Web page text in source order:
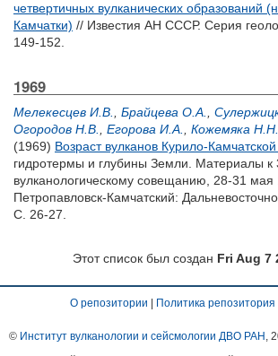
четвертичных вулканических образований
Камчатки) // Известия АН СССР. Серия
149-152.
1969
Мелекесцев И.В. Брайцева О.А.
Огородов Н.В.
Егорова И.А. Кожемяка Н.Н.
(1969) Возраст вулканов Курило-
гидротермы и глубины Земли. Материалы
вулканологическому совещанию, 28-31 мая
Петропавловск-Камчатский:
С. 26-27.
Этот список был создан Fri Aug 7
О репозитории Политика репозитория
© Институт вулканологии и сейсмологии ДВО РАН ,